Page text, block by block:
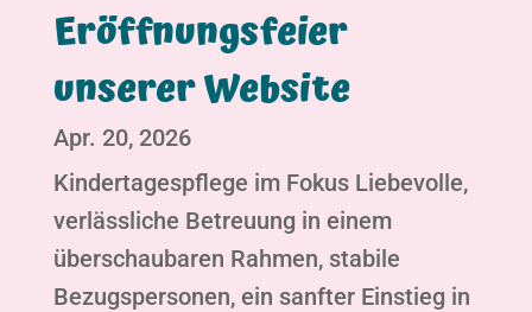
Eröffnungsfeier
unserer Website
Apr. 20, 2026
Kindertagespflege im Fokus Liebevolle,
verlässliche Betreuung in einem
überschaubaren Rahmen, stabile
Bezugspersonen, ein sanfter Einstieg in